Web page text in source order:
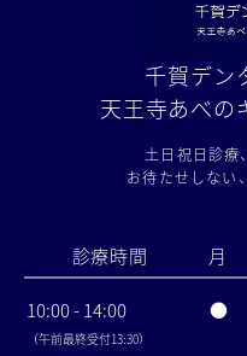
千賀デン
天王寺あべの
土日祝日診療
お待たせしない
診療時間 月
10:00 - 14:00
（午前最終受付13:30）
●